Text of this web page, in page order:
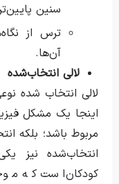
سنین
ترس از
آن‌ها.
لالی انتخاب‌شده
لالی انتخاب شده
اینجا یک مشکل
مربوط باشد؛ بلکه
انتخاب‌شده نیز
کودکان است که